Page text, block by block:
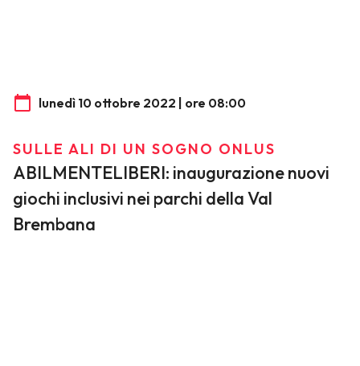
lunedì 10 ottobre 2022 | ore 08:00
SULLE ALI DI UN SOGNO ONLUS
ABILMENTELIBERI: inaugurazione nuovi
giochi inclusivi nei parchi della Val
Brembana